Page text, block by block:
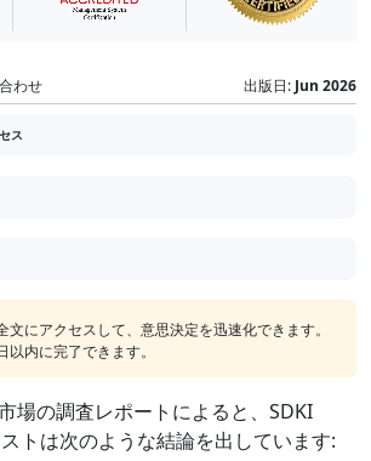
わせ 出版日: Jun 2026
ス
文にアクセスして、意思決定を迅速化できます。
内に完了できます。
場の調査レポートによると、SDKI
トは次のような結論を出しています: